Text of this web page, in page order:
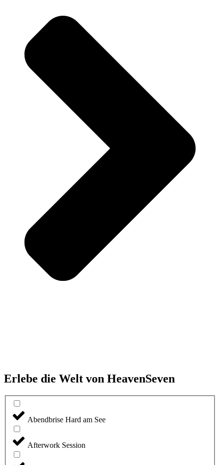
Erlebe die Welt von HeavenSeven
Abendbrise Hard am See
Afterwork Session